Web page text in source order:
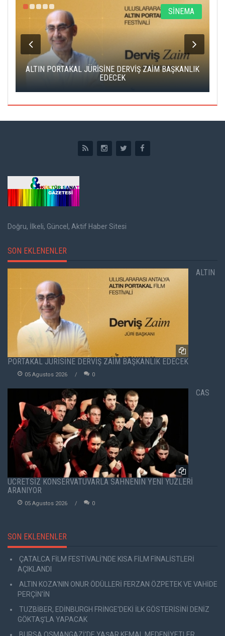
SİNEMA
ALTIN PORTAKAL JÜRİSİNE DERVİŞ ZAİM BAŞKANLIK
EDECEK
Doğru, İlkeli, Güncel, Aktif Haber Sitesi
SON EKLENENLER
ALTIN
PORTAKAL JÜRİSİNE DERVİŞ ZAİM BAŞKANLIK EDECEK
05 Agustos 2026 0
CAS
ÜCRETSİZ KONSERVATUVARLA SAHNENİN YENİ YÜZLERİ
ARANIYOR
05 Agustos 2026 0
SON EKLENENLER
ÇATALCA FİLM FESTİVALİ'NDE KISA FİLM FİNALİSTLERİ
AÇIKLANDI
ALTIN KOZA'NIN ONUR ÖDÜLLERİ FERZAN ÖZPETEK VE VAHİDE
PERÇİN'İN
TUZBİBER, EDİNBURGH FRİNGE'DEKİ İLK GÖSTERİSİNİ DENİZ
GÖKTAŞ'LA YAPACAK